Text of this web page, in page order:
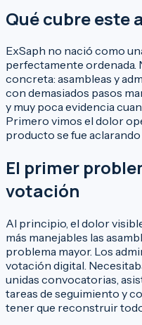
Qué cubre este
ExSaph no nació como
perfectamente ordenada.
concreta: asambleas y
con demasiados pasos
y muy poca evidencia
Primero vimos el dolor
producto se fue aclarando
El primer
votación
Al principio, el dolor
más manejables las
problema mayor. Los
votación digital.
unidas convocatorias,
tareas de seguimiento y
tener que reconstruir todo